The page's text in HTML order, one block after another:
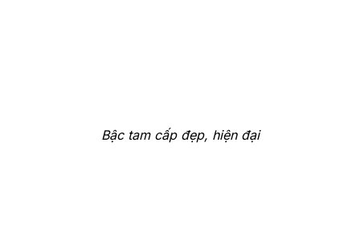
Bậc tam cấp đẹp, hiện đại